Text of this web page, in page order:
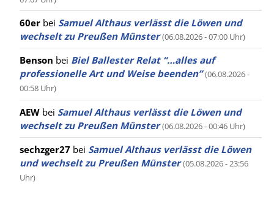
60er bei Samuel Althaus verlässt die Löwen und
wechselt zu Preußen Münster (06.08.2026 - 07:00 Uhr)
Benson bei Biel Ballester Relat “…alles auf
professionelle Art und Weise beenden” (06.08.2026 -
00:58 Uhr)
AEW bei Samuel Althaus verlässt die Löwen und
wechselt zu Preußen Münster (06.08.2026 - 00:46 Uhr)
sechzger27 bei Samuel Althaus verlässt die Löwen
und wechselt zu Preußen Münster (05.08.2026 - 23:56
Uhr)